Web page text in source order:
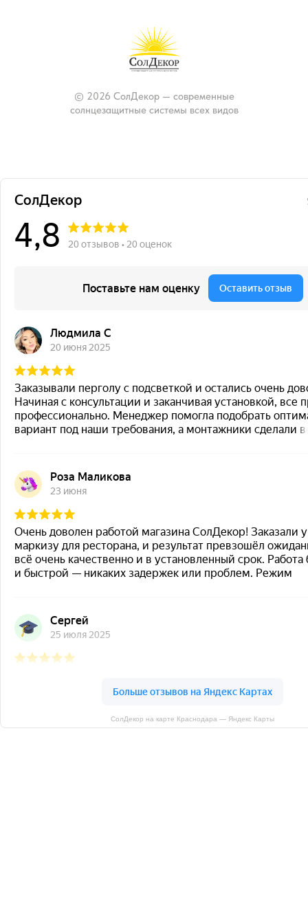
© 2026 СолДекор — современные
солнцезащитные системы всех видов
СолДекор на карте Краснодара — Яндекс Карты